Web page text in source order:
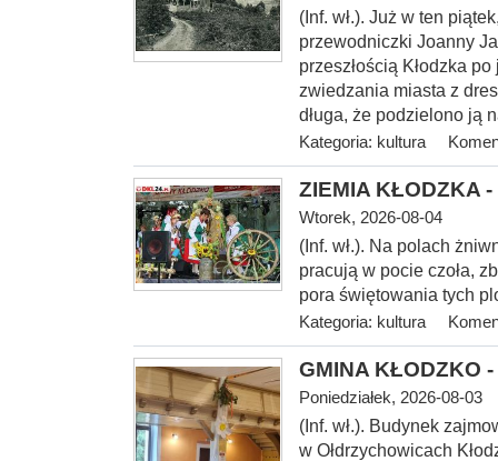
(Inf. wł.). Już w ten
przewodniczki Joanny
przeszłością Kłodzka
zwiedzania miasta z
długa, że podzielono ją
Kategoria: kultura
ZIEMIA KŁODZKA
Wtorek, 2026-08-04
(Inf. wł.). Na polach
pracują w pocie czoła,
pora świętowania tych
Kategoria: kultura
GMINA KŁODZKO
Poniedziałek, 2026-08-03
(Inf. wł.). Budynek
w Ołdrzychowicach